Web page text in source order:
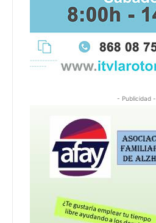
- Publicidad -